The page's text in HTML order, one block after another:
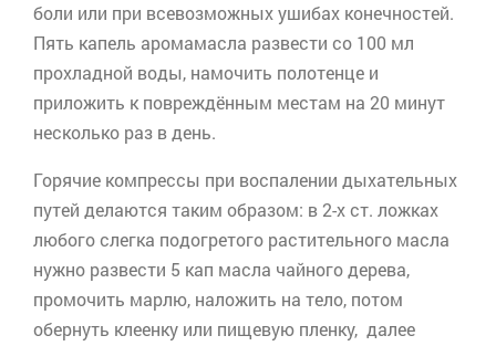
боли или при всевозможных ушибах конечностей.
Пять капель аромамасла развести со 100 мл
прохладной воды, намочить полотенце и
приложить к повреждённым местам на 20 минут
несколько раз в день.
Горячие компрессы при воспалении дыхательных
путей делаются таким образом: в 2-х ст. ложках
любого слегка подогретого растительного масла
нужно развести 5 кап масла чайного дерева,
промочить марлю, наложить на тело, потом
обернуть клеенку или пищевую пленку, далее